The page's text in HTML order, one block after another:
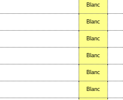
Blanc
Blanc
Blanc
Blanc
Blanc
Blanc